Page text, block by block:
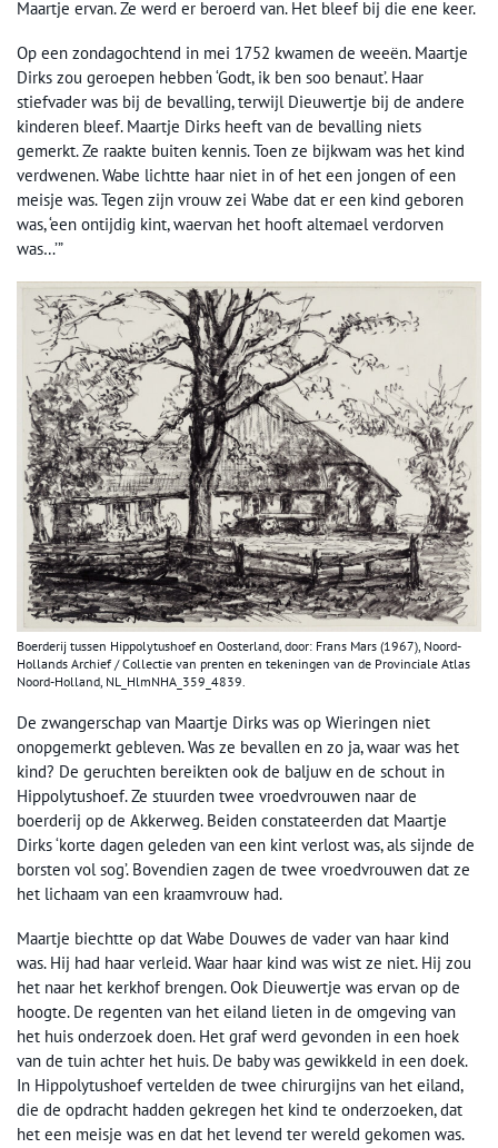
Maartje ervan. Ze werd er beroerd van. Het bleef bij die ene keer.
Op een zondagochtend in mei 1752 kwamen de weeën. Maartje
Dirks zou geroepen hebben ‘Godt, ik ben soo benaut’. Haar
stiefvader was bij de bevalling, terwijl Dieuwertje bij de andere
kinderen bleef. Maartje Dirks heeft van de bevalling niets
gemerkt. Ze raakte buiten kennis. Toen ze bijkwam was het kind
verdwenen. Wabe lichtte haar niet in of het een jongen of een
meisje was. Tegen zijn vrouw zei Wabe dat er een kind geboren
was, ‘een ontijdig kint, waervan het hooft altemael verdorven
was…’”
Boerderij tussen Hippolytushoef en Oosterland, door: Frans Mars (1967), Noord-
Hollands Archief / Collectie van prenten en tekeningen van de Provinciale Atlas
Noord-Holland, NL_HlmNHA_359_4839.
De zwangerschap van Maartje Dirks was op Wieringen niet
onopgemerkt gebleven. Was ze bevallen en zo ja, waar was het
kind? De geruchten bereikten ook de baljuw en de schout in
Hippolytushoef. Ze stuurden twee vroedvrouwen naar de
boerderij op de Akkerweg. Beiden constateerden dat Maartje
Dirks ‘korte dagen geleden van een kint verlost was, als sijnde de
borsten vol sog’. Bovendien zagen de twee vroedvrouwen dat ze
het lichaam van een kraamvrouw had.
Maartje biechtte op dat Wabe Douwes de vader van haar kind
was. Hij had haar verleid. Waar haar kind was wist ze niet. Hij zou
het naar het kerkhof brengen. Ook Dieuwertje was ervan op de
hoogte. De regenten van het eiland lieten in de omgeving van
het huis onderzoek doen. Het graf werd gevonden in een hoek
van de tuin achter het huis. De baby was gewikkeld in een doek.
In Hippolytushoef vertelden de twee chirurgijns van het eiland,
die de opdracht hadden gekregen het kind te onderzoeken, dat
het een meisje was en dat het levend ter wereld gekomen was.